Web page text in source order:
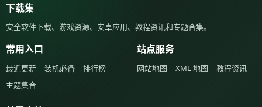
下载集
安全软件下载、游戏资源、安卓应用、教程资讯和专题合集。
常用入口
最近更新 装机必备
排行榜
主题集合
站点服务
网站地图 XML 地图 教程资讯